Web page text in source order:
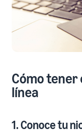
Cómo tener
línea
1. Conoce tu